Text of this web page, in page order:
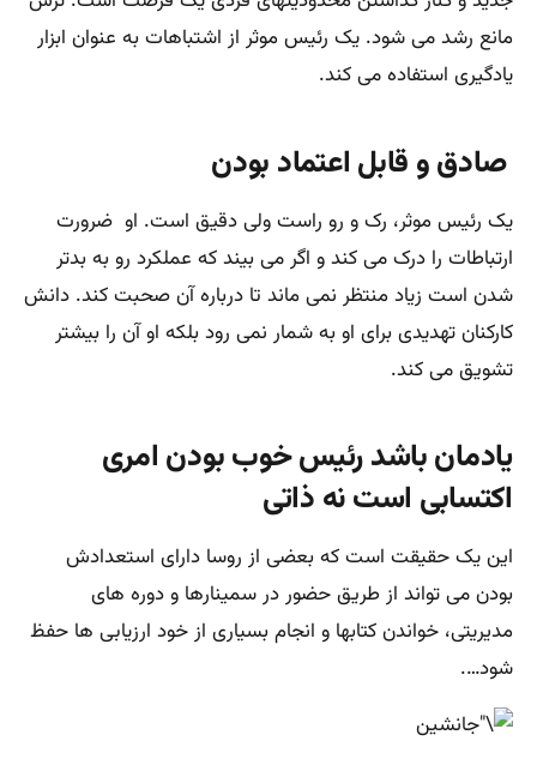
مانع رشد می شود. یک رئیس موثر از اشتباهات به عنوان ابزار
یادگیری استفاده می کند.
صادق و قابل اعتماد بودن
یک رئیس موثر، رک و رو راست ولی دقیق است. او ضرورت
ارتباطات را درک می کند و اگر می بیند که عملکرد رو به بدتر
شدن است زیاد منتظر نمی ماند تا درباره آن صحبت کند. دانش
کارکنان تهدیدی برای او به شمار نمی رود بلکه او آن را بیشتر
تشویق می کند.
یادمان باشد رئیس خوب بودن امری
اکتسابی است نه ذاتی
این یک حقیقت است که بعضی از روسا دارای استعدادش
بودن می تواند از طریق حضور در سمینارها و دوره های
مدیریتی، خواندن کتابها و انجام بسیاری از خود ارزیابی ها حفظ
شود….